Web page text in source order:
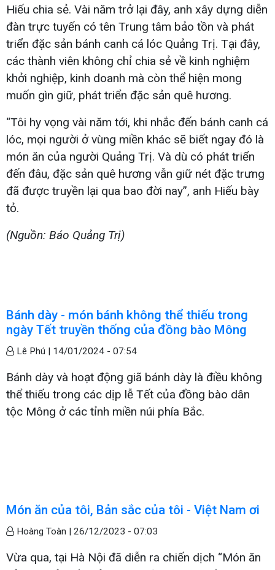
Hiếu chia sẻ. Vài năm trở lại đây, anh xây dựng diễn
đàn trực tuyến có tên Trung tâm bảo tồn và phát
triển đặc sản bánh canh cá lóc Quảng Trị. Tại đây,
các thành viên không chỉ chia sẻ về kinh nghiệm
khởi nghiệp, kinh doanh mà còn thể hiện mong
muốn gìn giữ, phát triển đặc sản quê hương.
“Tôi hy vọng vài năm tới, khi nhắc đến bánh canh cá
lóc, mọi người ở vùng miền khác sẽ biết ngay đó là
món ăn của người Quảng Trị. Và dù có phát triển
đến đâu, đặc sản quê hương vẫn giữ nét đặc trưng
đã được truyền lại qua bao đời nay”, anh Hiếu bày
tỏ.
(Nguồn: Báo Quảng Trị)
Bánh dày - món bánh không thể thiếu trong
ngày Tết truyền thống của đồng bào Mông
Lê Phú | 14/01/2024 - 07:54
Bánh dày và hoạt động giã bánh dày là điều không
thể thiếu trong các dịp lễ Tết của đồng bào dân
tộc Mông ở các tỉnh miền núi phía Bắc.
Món ăn của tôi, Bản sắc của tôi - Việt Nam ơi
Hoàng Toàn | 26/12/2023 - 07:03
Vừa qua, tại Hà Nội đã diễn ra chiến dịch “Món ăn